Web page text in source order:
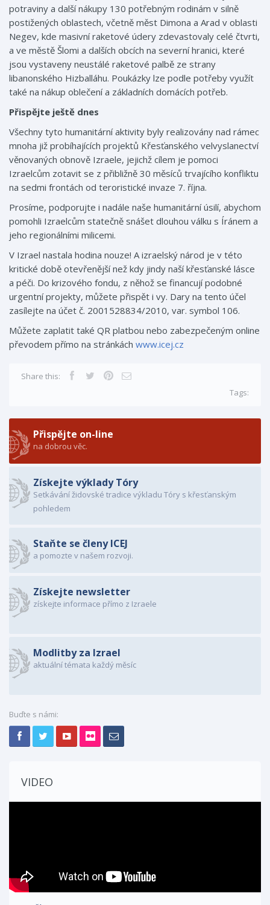
potraviny a další nákupy 130 potřebným rodinám v silně
postižených oblastech, včetně měst Dimona a Arad v oblasti
Negev, kde masivní raketové údery zdevastovaly celé čtvrti,
a ve městě Šlomi a dalších obcích na severní hranici, které
jsou vystaveny neustálé raketové palbě ze strany
libanonského Hizballáhu. Poukázky lze podle potřeby využít
také na nákup oblečení a základních domácích potřeb.
Přispějte ještě dnes
Všechny tyto humanitární aktivity byly realizovány nad rámec
mnoha již probíhajících projektů Křesťanského velvyslanectví
věnovaných obnově Izraele, jejichž cílem je pomoci
Izraelcům zotavit se z přibližně 30 měsíců trvajícího konfliktu
na sedmi frontách od teroristické invaze 7. října.
Prosíme, podporujte i nadále naše humanitární úsilí, abychom
pomohli Izraelcům statečně snášet dlouhou válku s Íránem a
jeho regionálními milicemi.
V Izrael nastala hodina nouze! A izraelský národ je v této
kritické době otevřenější než kdy jindy naší křesťanské lásce
a péči. Do krizového fondu, z něhož se financují podobné
urgentní projekty, můžete přispět i vy. Dary na tento účel
zasílejte na účet č. 2001528834/2010, var. symbol 106.
Můžete zaplatit také QR platbou nebo zabezpečeným online
převodem přímo na stránkách www.icej.cz
Share this:
Tags:
Přispějte on-line
na dobrou věc.
Získejte výklady Tóry
Setkávání židovské tradice výkladu Tóry s křesťanským
pohledem
Staňte se členy ICEJ
a pomozte v našem rozvoji.
Získejte newsletter
získejte informace přímo z Izraele
Modlitby za Izrael
aktuální témata každý měsíc
Buďte s námi:
VIDEO